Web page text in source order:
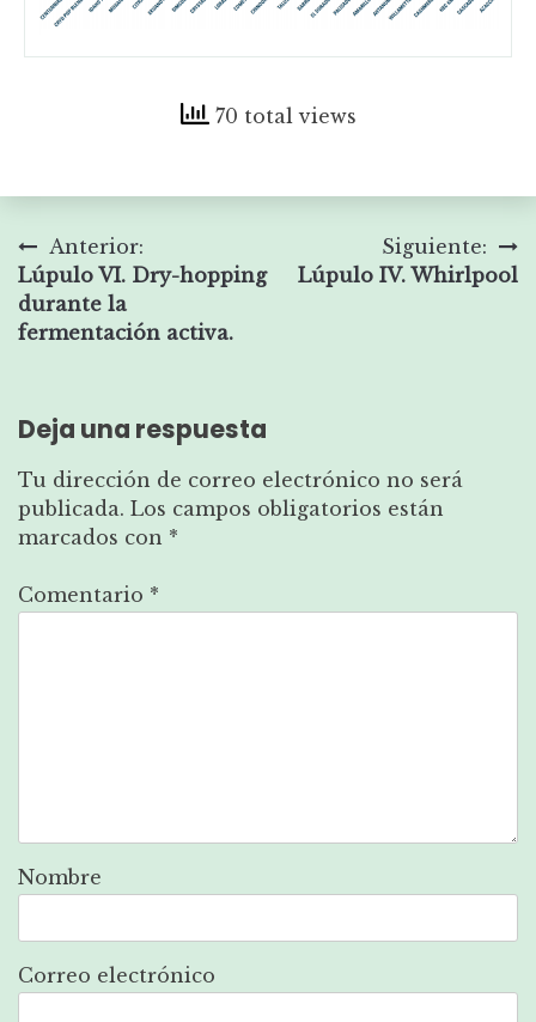
70 total views
Navegación
de
entradas
Anterior:
Lúpulo VI. Dry-hopping
durante la
fermentación activa.
Siguiente:
Lúpulo IV. Whirlpool
Deja una respuesta
Tu dirección de correo electrónico no será
publicada. Los campos obligatorios están
marcados con *
Comentario *
Nombre
Correo electrónico